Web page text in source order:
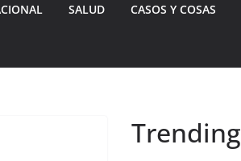
SALUD CASOS Y COSAS
Trending